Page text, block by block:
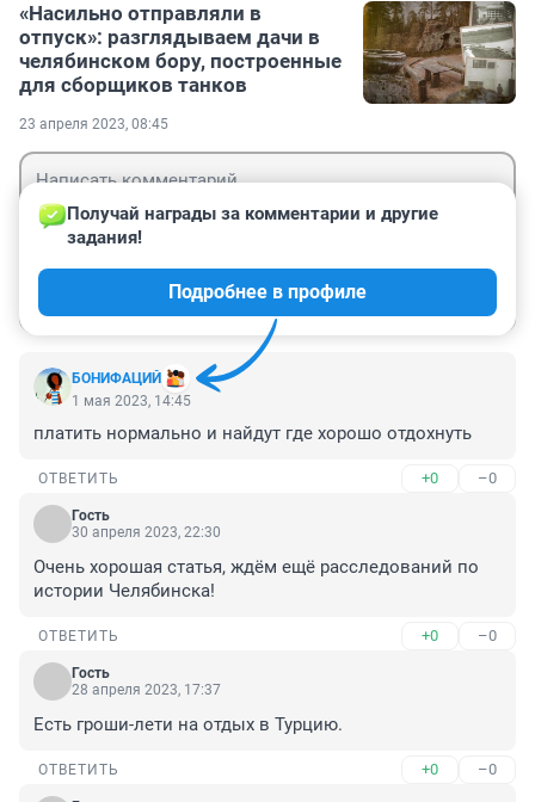
«Насильно отправляли в
отпуск»: разглядываем дачи в
челябинском бору, построенные
для сборщиков танков
23 апреля 2023, 08:45
БОНИФАЦИЙ
Получай награды за комментарии и другие
задания!
Подробнее в профиле
1 мая 2023, 14:45
платить нормально и найдут где хорошо отдохнуть
ОТВЕТИТЬ +0 –0
Гость
30 апреля 2023, 22:30
Очень хорошая статья, ждём ещё расследований по
истории Челябинска!
ОТВЕТИТЬ +0 –0
Гость
28 апреля 2023, 17:37
Есть гроши-лети на отдых в Турцию.
ОТВЕТИТЬ +0 –0